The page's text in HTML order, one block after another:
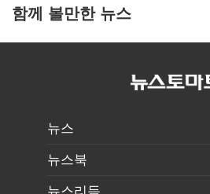
함께 볼만한 뉴스
뉴스
뉴스북